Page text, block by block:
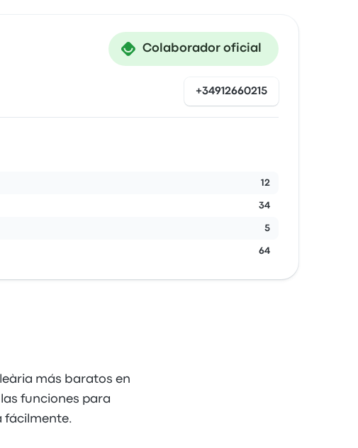
Colaborador oficial
+34912660215
12
34
5
64
más baratos en
funciones para
fácilmente.